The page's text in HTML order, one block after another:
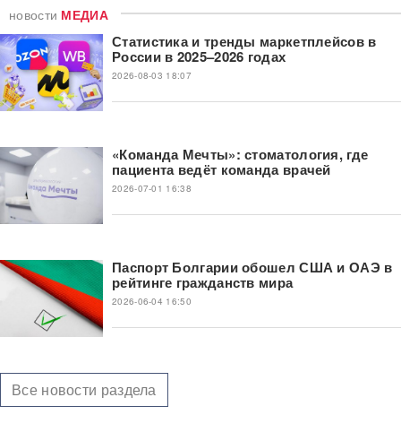
новости МЕДИА
Статистика и тренды маркетплейсов в
России в 2025–2026 годах
2026-08-03 18:07
«Команда Мечты»: стоматология, где
пациента ведёт команда врачей
2026-07-01 16:38
Паспорт Болгарии обошел США и ОАЭ в
рейтинге гражданств мира
2026-06-04 16:50
Все новости раздела